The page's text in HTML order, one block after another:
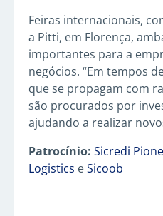
Feiras internacionais,
a Pitti, em Florença,
importantes para a
negócios. “Em tempos
que se propagam com
são procurados por
ajudando a realizar
Patrocínio: Sicredi
Logistics eSicoob